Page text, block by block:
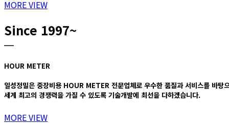
MORE VIEW
Since 1997~
HOUR METER
일성정밀은 중장비용 HOUR METER 전문업체로 우수한 품질과 서비스를 바탕
세계 최고의 경쟁력을 가질 수 있도록 기술개발에 최선을 다하겠습니다.
MORE VIEW